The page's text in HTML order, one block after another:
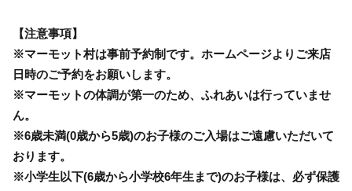
【注意事項】
※マーモット村は事前予約制です。ホームページよりご来店
日時のご予約をお願いします。
※マーモットの体調が第一のため、ふれあいは行っていませ
ん。
※6歳未満(0歳から5歳)のお子様のご入場はご遠慮いただいて
おります。
※小学生以下(6歳から小学校6年生まで)のお子様は、必ず保護